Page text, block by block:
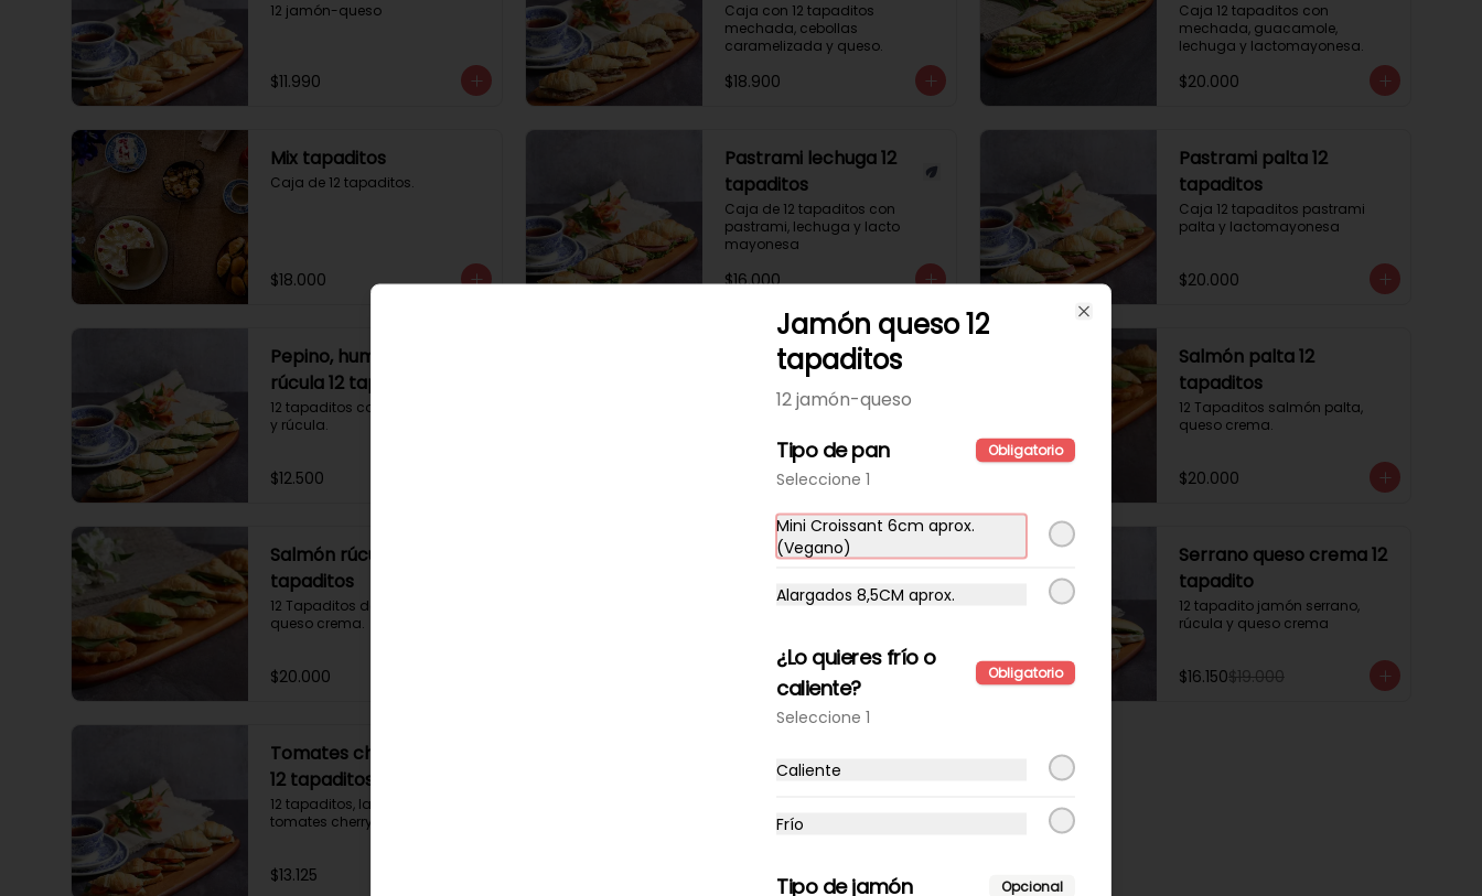
12 jamón-queso
$11.990
Caja con 12 tapaditos
mechada, cebollas
caramelizada y queso.
$18.900
Caja 12 tapaditos con
mechada, guacamole,
lechuga y lactomayonesa.
$20.000
Mix tapaditos
Caja de 12 tapaditos.
$18.000
Pastrami lechuga 12
tapaditos
Caja de 12 tapaditos con
pastrami, lechuga y lacto
mayonesa
$16.000
Pastrami palta 12
tapaditos
Caja 12 tapaditos pastrami
palta y lactomayonesa
$20.000
Pepino, hummus y
rúcula 12 tapaditos
12 tapaditos con pepino, humus
y rúcula.
$12.500
Queso fresco ciboulette
12 tapaditos
12 tapadito queso fresco con
$14.000
Salmón palta 12
tapaditos
12 Tapaditos salmón palta,
queso crema.
$20.000
Salmón rúcula 12
tapaditos
12 Tapaditos de salmón rúcula,
queso crema.
$20.000
Salmón sésamo 12
12 tapadito salmón, queso
Serrano queso crema 12
tapadito
12 tapadito jamón serrano,
rúcula y queso crema
$16.150$19.000
Tomates cherry y rúcula
12 tapaditos
12 tapaditos, lacto mayonesa,
tomates cherry y rúcula.
$13.125
Jamón queso 12
tapaditos
12 jamón-queso
Tipo de pan Obligatorio
Seleccione 1
Mini Croissant 6cm aprox.
(Vegano)
Alargados 8,5CM aprox.
¿Lo quieres frío o
caliente?
Obligatorio
Seleccione 1
Caliente
Frío
Tipo de jamón Opcional
Close